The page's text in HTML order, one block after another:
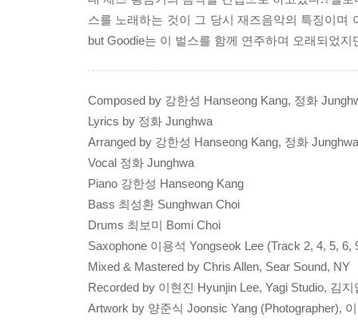
스를 노래하는 것이 그 당시 재즈음악의 특징이며
but Goodie는 이 벌스를 함께 연주하며 오래되었
Composed by 강한성 Hanseong Kang, 정화
Lyrics by 정화 Junghwa
Arranged by 강한성 Hanseong Kang, 정화 Junghwa
Vocal 정화 Junghwa
Piano 강한성 Hanseong Kang
Bass 최성환 Sunghwan Choi
Drums 최보미 Bomi Choi
Saxophone 이용석 Yongseok Lee (Track 2, 4, 5, 6,
Mixed & Mastered by Chris Allen, Sear Sound, NY
Recorded by 이현진 Hyunjin Lee, Yagi Studio, 김
Artwork by 양준식 Joonsic Yang (Photographer),